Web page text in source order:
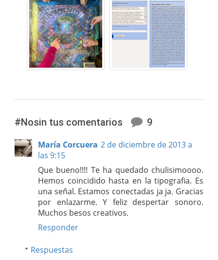
#Nosin tus comentarios 9
María Corcuera 2 de diciembre de 2013 a
las 9:15
Que bueno!!!! Te ha quedado chulisimoooo.
Hemos coincidido hasta en la tipografia. Es
una señal. Estamos conectadas ja ja. Gracias
por enlazarme. Y feliz despertar sonoro.
Muchos besos creativos.
Responder
Respuestas